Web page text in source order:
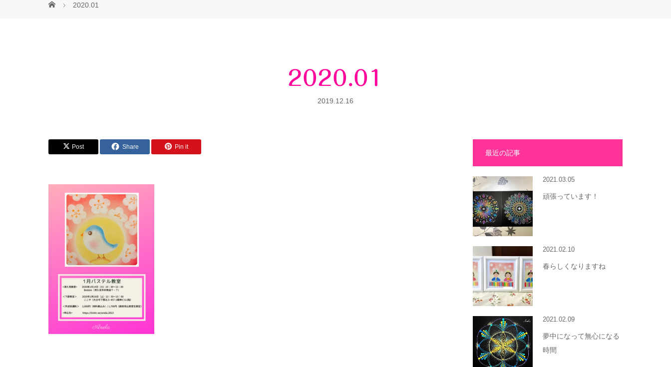
2020.01
2020.01
2019.12.16
Post Share Pin it
最近の記事
2021.03.05
頑張っています！
2021.02.10
春らしくなりますね
2021.02.09
夢中になって無心になる
時間